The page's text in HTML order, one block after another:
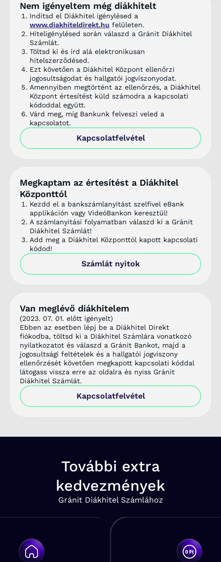
Nem igényeltem még diákhitelt
Indítsd el Diákhitel igénylésed a
www.diakhiteldirekt.hu felületen.
Hiteligénylésed során válaszd a Gránit Diákhitel
Számlát.
Töltsd ki és írd alá elektronikusan
hitelszerződésed.
Ezt követően a Diákhitel Központ ellenőrzi
jogosultságodat és hallgatói jogviszonyodat.
Amennyiben megtörtént az ellenőrzés, a Diákhitel
Központ értesítést küld számodra a kapcsolati
kódoddal együtt.
Várd meg, míg Bankunk felveszi veled a
kapcsolatot.
Kapcsolatfelvétel
Megkaptam az értesítést a Diákhitel
Központtól
Kezdd el a bankszámlanyitást szelfivel eBank
applikáción vagy VideóBankon keresztül!
A számlanyitási folyamatban válaszd ki a Gránit
Diákhitel Számlát!
Add meg a Diákhitel Központtól kapott kapcsolati
kódod!
Számlát nyitok
Van meglévő diákhitelem
(2023. 07. 01. előtt igényelt)
Ebben az esetben lépj be a Diákhitel Direkt
fiókodba, töltsd ki a Diákhitel Számlára vonatkozó
nyilatkozatot és válaszd a Gránit Bankot, majd a
jogosultsági feltételek és a hallgatói jogviszony
ellenőrzését követően megkapott kapcsolati kóddal
látogass vissza erre az oldalra és nyiss Gránit
Diákhitel Számlát.
Kapcsolatfelvétel
További extra
kedvezmények
Gránit Diákhitel Számlához